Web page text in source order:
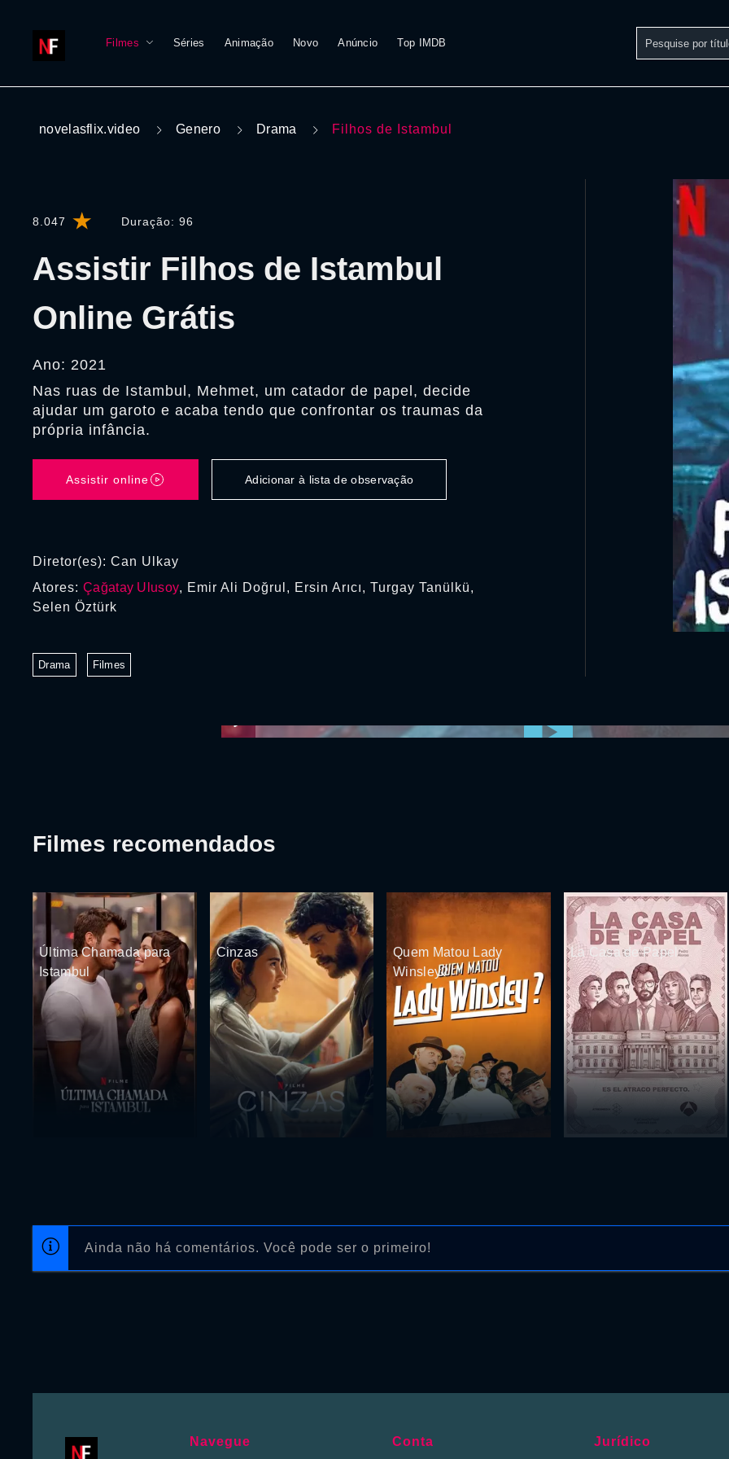
Filmes Séries Animação Novo Anúncio Top IMDB
novelasflix.video Genero Drama Filhos de Istambul
8.047 Duração: 96
Assistir Filhos de Istambul
Online Grátis
Ano: 2021
Nas ruas de Istambul, Mehmet, um catador de papel, decide
ajudar um garoto e acaba tendo que confrontar os traumas da
própria infância.
Assistir online Adicionar à lista de observação
Diretor(es): Can Ulkay
Atores: Çağatay Ulusoy, Emir Ali Doğrul, Ersin Arıcı, Turgay Tanülkü,
Selen Öztürk
Drama Filmes
Ainda não há comentários. Você pode ser o primeiro!
Filmes recomendados
Última Chamada para
Istambul
Cinzas
Quem Matou Lady
Winsley?
La Casa de Papel
Navegue Conta Jurídico